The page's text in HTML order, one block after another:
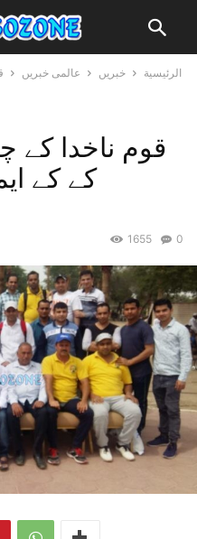
الرئيسية خبریں عالمی خبریں
قوم ناخدا کے
کے کے
0
1655